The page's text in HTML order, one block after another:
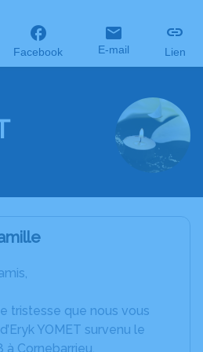
Facebook E-mail Lien
tristesse que nous vous
YOMET survenu le
à Cornebarrieu.